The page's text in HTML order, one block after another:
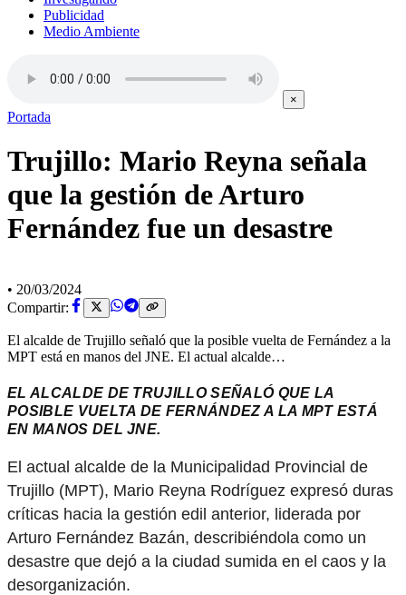
Publicidad
Medio Ambiente
×
Portada
Trujillo: Mario Reyna señala
que la gestión de Arturo
Fernández fue un desastre
• 20/03/2024
Compartir:
El alcalde de Trujillo señaló que la posible vuelta de Fernández a la
MPT está en manos del JNE. El actual alcalde…
EL ALCALDE DE TRUJILLO SEÑALÓ QUE LA
POSIBLE VUELTA DE FERNÁNDEZ A LA MPT ESTÁ
EN MANOS DEL JNE.
El actual alcalde de la Municipalidad Provincial de
Trujillo (MPT), Mario Reyna Rodríguez expresó duras
críticas hacia la gestión edil anterior, liderada por
Arturo Fernández Bazán, describiéndola como un
desastre que dejó a la ciudad sumida en el caos y la
desorganización.